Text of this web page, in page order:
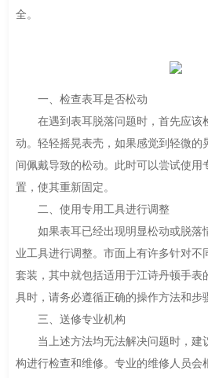
全。
一、检查表耳是否松动
在遇到表耳脱落问题时，首先应该
动。轻轻摇晃表壳，如果感觉到轻微的
间佩戴导致的松动。此时可以尝试使用
置，使其重新固定。
二、使用专用工具进行调整
如果表耳已经出现明显松动或脱落
业工具进行调整。市面上有许多针对不
套装，其中就包括适用于江诗丹顿手表
具时，请务必遵循正确的操作方法和步
三、送修专业机构
当上述方法均无法解决问题时，建
构进行检查和维修。专业的维修人员会